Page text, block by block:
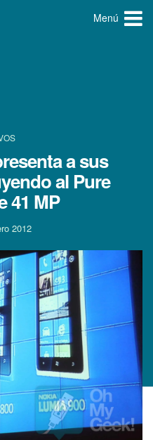
Menú
a sus
al Pure
41 MP
2012